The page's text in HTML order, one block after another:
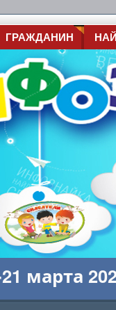
ГРАЖДАНИН
марта